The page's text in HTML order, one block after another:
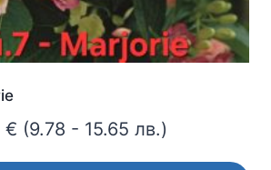
€ Price
range:
(9.78 - 15.65 лв.)